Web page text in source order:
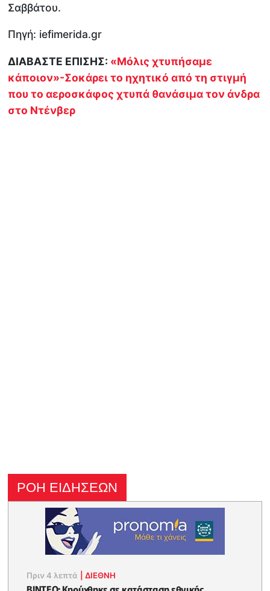
Σαββάτου.
Πηγή: iefimerida.gr
ΔΙΑΒΑΣΤΕ ΕΠΙΣΗΣ: «Μόλις χτυπήσαμε
κάποιον»-Σοκάρει το ηχητικό από τη στιγμή
που το αεροσκάφος χτυπά θανάσιμα τον άνδρα
στο Ντένβερ
ΡΟΗ ΕΙΔΗΣΕΩΝ
Πριν 4 λεπτά |ΔΙΕΘΝΗ